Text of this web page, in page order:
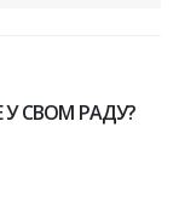
СВОМ РАДУ?